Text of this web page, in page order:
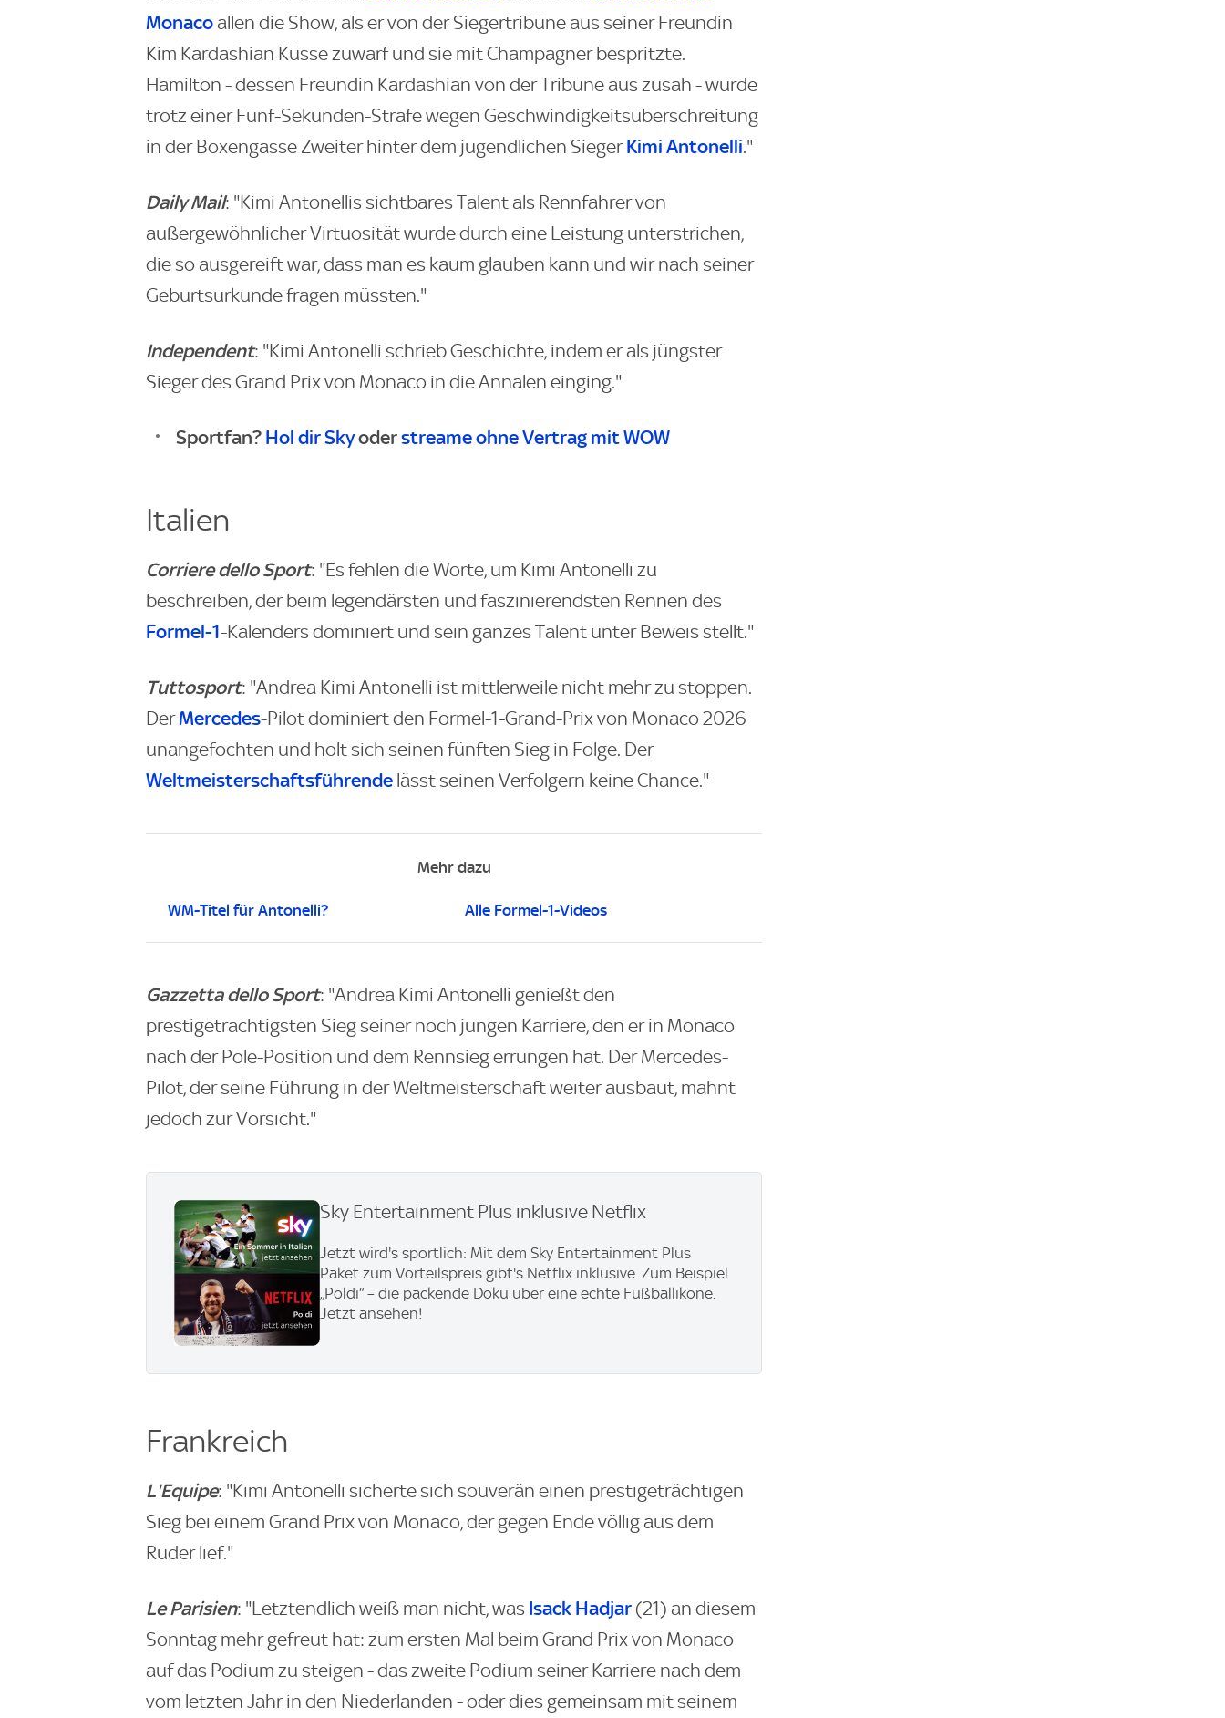
Monacoallen die Show, als er von der Siegertribüne aus seiner Freundin
Kim Kardashian Küsse zuwarf und sie mit Champagner bespritzte.
Hamilton - dessen Freundin Kardashian von der Tribüne aus zusah - wurde
trotz einer Fünf-Sekunden-Strafe wegen Geschwindigkeitsüberschreitung
in der Boxengasse Zweiter hinter dem jugendlichen SiegerKimi Antonelli."
Daily Mail: "Kimi Antonellis sichtbares Talent als Rennfahrer von
außergewöhnlicher Virtuosität wurde durch eine Leistung unterstrichen,
die so ausgereift war, dass man es kaum glauben kann und wir nach seiner
Geburtsurkunde fragen müssten."
Independent: "Kimi Antonelli schrieb Geschichte, indem er als jüngster
Sieger des Grand Prix von Monaco in die Annalen einging."
Sportfan? Hol dir Skyoderstreame ohne Vertrag mit WOW
Italien
Corriere dello Sport: "Es fehlen die Worte, um Kimi Antonelli zu
beschreiben, der beim legendärsten und faszinierendsten Rennen des
Formel-1-Kalenders dominiert und sein ganzes Talent unter Beweis stellt."
Tuttosport: "Andrea Kimi Antonelli ist mittlerweile nicht mehr zu stoppen.
DerMercedes-Pilot dominiert den Formel-1-Grand-Prix von Monaco 2026
unangefochten und holt sich seinen fünften Sieg in Folge. Der
Weltmeisterschaftsführende lässt seinen Verfolgern keine Chance."
Mehr dazu
WM-Titel für Antonelli? Alle Formel-1-Videos
Gazzetta dello Sport: "Andrea Kimi Antonelli genießt den
prestigeträchtigsten Sieg seiner noch jungen Karriere, den er in Monaco
nach der Pole-Position und dem Rennsieg errungen hat. Der Mercedes-
Pilot, der seine Führung in der Weltmeisterschaft weiter ausbaut, mahnt
jedoch zur Vorsicht."
Sky Entertainment Plus inklusive Netflix
Jetzt wird's sportlich: Mit dem Sky Entertainment Plus
Paket zum Vorteilspreis gibt's Netflix inklusive. Zum Beispiel
„Poldi“ – die packende Doku über eine echte Fußballikone.
Jetzt ansehen!
Frankreich
L'Equipe: "Kimi Antonelli sicherte sich souverän einen prestigeträchtigen
Sieg bei einem Grand Prix von Monaco, der gegen Ende völlig aus dem
Ruder lief."
Le Parisien: "Letztendlich weiß man nicht, was Isack Hadjar (21) an diesem
Sonntag mehr gefreut hat: zum ersten Mal beim Grand Prix von Monaco
auf das Podium zu steigen - das zweite Podium seiner Karriere nach dem
vom letzten Jahr in den Niederlanden - oder dies gemeinsam mit seinem